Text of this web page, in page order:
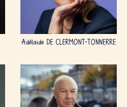
Adélaïde DE CLERMONT-TONNERRE